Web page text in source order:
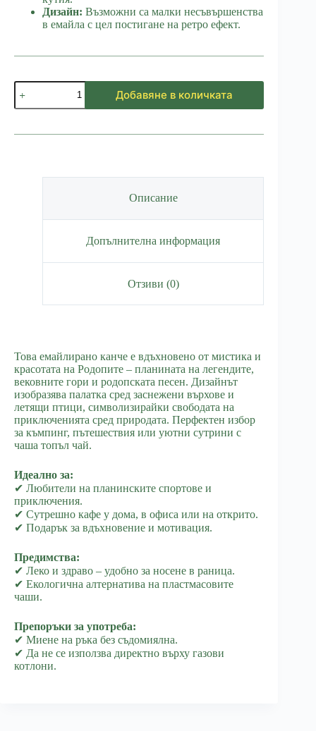
Дизайн: Възможни са малки несъвършенства
в емайла с цел постигане на ретро ефект.
количество
за
Канче
Добавяне в количката
Описание
Допълнителна информация
Отзиви (0)
Това емайлирано канче е вдъхновено от мистика и
красотата на Родопите – планината на легендите,
вековните гори и родопската песен. Дизайнът
изобразява палатка сред заснежени върхове и
летящи птици, символизирайки свободата на
приключенията сред природата. Перфектен избор
за къмпинг, пътешествия или уютни сутрини с
чаша топъл чай.
Идеално за:
✔ Любители на планинските спортове и
приключения.
✔ Сутрешно кафе у дома, в офиса или на открито.
✔ Подарък за вдъхновение и мотивация.
Предимства:
✔ Леко и здраво – удобно за носене в раница.
✔ Екологична алтернатива на пластмасовите
чаши.
Препоръки за употреба:
✔ Миене на ръка без съдомиялна.
✔ Да не се използва директно върху газови
котлони.